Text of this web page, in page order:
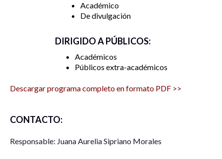
Académico
De divulgación
DIRIGIDO A PÚBLICOS:
Académicos
Públicos extra-académicos
Descargar programa completo en formato PDF >>
CONTACTO:
Responsable: Juana Aurelia Sipriano Morales